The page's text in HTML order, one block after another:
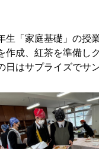
生「家庭基礎」の授
作成、紅茶を準備し
日はサプライズでサ